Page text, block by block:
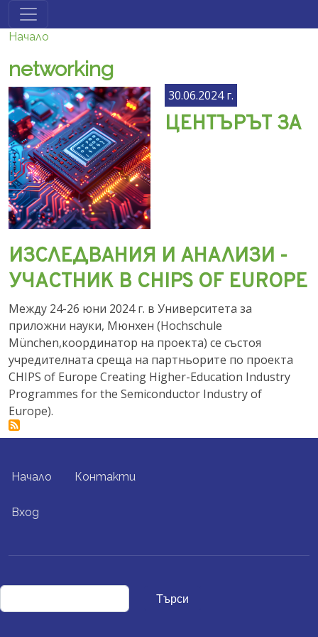
Премини към основното съдържание
Начало
networking
30.06.2024 г.
ЦЕНТЪРЪТ ЗА
ИЗСЛЕДВАНИЯ И АНАЛИЗИ -
УЧАСТНИК В CHIPS OF EUROPE
Между 24-26 юни 2024 г. в Университета за
приложни науки, Мюнхен (Hochschule
München,координатор на проекта) се състоя
учредителната среща на партньорите по проекта
CHIPS of Europe Creating Higher-Education Industry
Programmes for the Semiconductor Industry of
Europe).
FOOTER MENU
Начало Контакти
USER ACCOUNT MENU
Вход
Търси